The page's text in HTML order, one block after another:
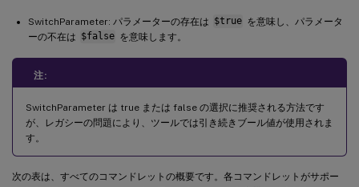
SwitchParameter: パラメーターの存在は $true を意味し、パラメータ
ーの不在は $false を意味します。
注:
SwitchParameter は true または false の選択に推奨される方法です
が、レガシーの問題により、ツールでは引き続きブール値が使用されま
す。
次の表は、すべてのコマンドレットの概要です。各コマンドレットがサポー